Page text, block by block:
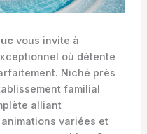
vous invite à
où détente
Niché près
familial
alliant
variées et